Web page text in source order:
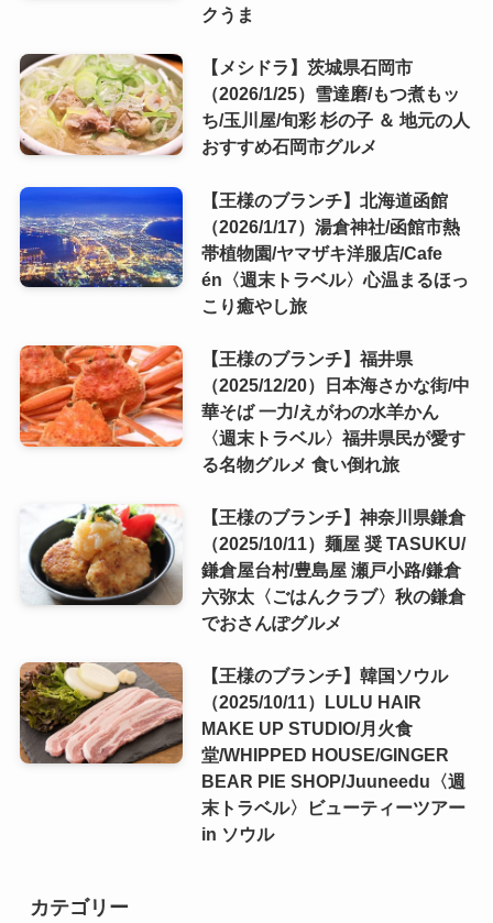
クうま
【メシドラ】茨城県石岡市
（2026/1/25）雪達磨/もつ煮もッ
ち/玉川屋/旬彩 杉の子 ＆ 地元の人
おすすめ石岡市グルメ
【王様のブランチ】北海道函館
（2026/1/17）湯倉神社/函館市熱
帯植物園/ヤマザキ洋服店/Cafe
én〈週末トラベル〉心温まるほっ
こり癒やし旅
【王様のブランチ】福井県
（2025/12/20）日本海さかな街/中
華そば 一力/えがわの水羊かん
〈週末トラベル〉福井県民が愛す
る名物グルメ 食い倒れ旅
【王様のブランチ】神奈川県鎌倉
（2025/10/11）麺屋 奨 TASUKU/
鎌倉屋台村/豊島屋 瀬戸小路/鎌倉
六弥太〈ごはんクラブ〉秋の鎌倉
でおさんぽグルメ
【王様のブランチ】韓国ソウル
（2025/10/11）LULU HAIR
MAKE UP STUDIO/月火食
堂/WHIPPED HOUSE/GINGER
BEAR PIE SHOP/Juuneedu〈週
末トラベル〉ビューティーツアー
in ソウル
カテゴリー